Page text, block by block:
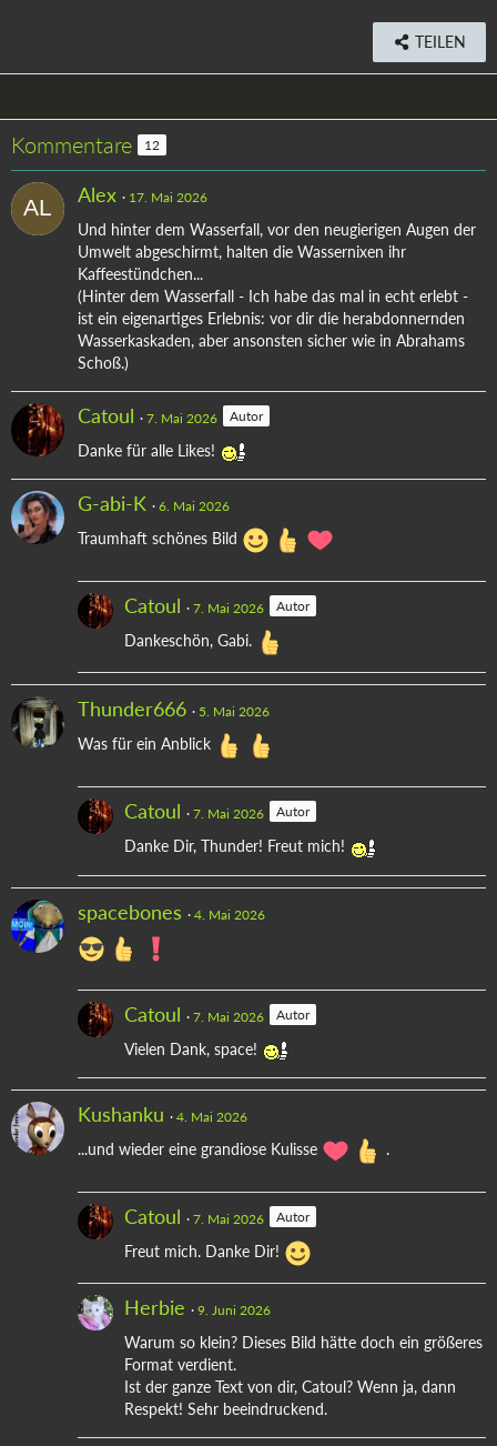
TEILEN
Kommentare 12
Alex 17. Mai 2026
Und hinter dem Wasserfall, vor den neugierigen Augen der
Umwelt abgeschirmt, halten die Wassernixen ihr
Kaffeestündchen...
(Hinter dem Wasserfall - Ich habe das mal in echt erlebt -
ist ein eigenartiges Erlebnis: vor dir die herabdonnernden
Wasserkaskaden, aber ansonsten sicher wie in Abrahams
Schoß.)
Catoul 7. Mai 2026 Autor
Danke für alle Likes!
G-abi-K 6. Mai 2026
Traumhaft schönes Bild
Catoul 7. Mai 2026 Autor
Dankeschön, Gabi.
Thunder666 5. Mai 2026
Was für ein Anblick
Catoul 7. Mai 2026 Autor
Danke Dir, Thunder! Freut mich!
spacebones 4. Mai 2026
Catoul 7. Mai 2026 Autor
Vielen Dank, space!
Kushanku 4. Mai 2026
...und wieder eine grandiose Kulisse .
Catoul 7. Mai 2026 Autor
Freut mich. Danke Dir!
Herbie 9. Juni 2026
Warum so klein? Dieses Bild hätte doch ein größeres
Format verdient.
Ist der ganze Text von dir, Catoul? Wenn ja, dann
Respekt! Sehr beeindruckend.